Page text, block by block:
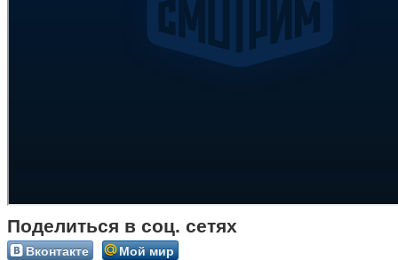
Поделиться в соц. сетях
Вконтакте Мой мир